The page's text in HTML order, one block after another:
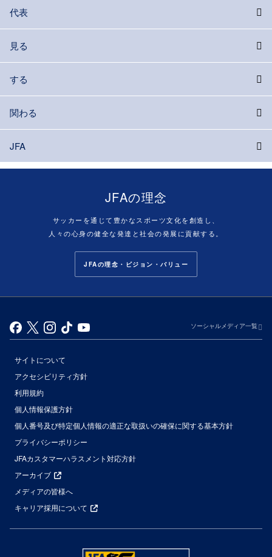
代表
見る
する
関わる
JFA
JFAの理念
サッカーを通じて豊かなスポーツ文化を創造し、
人々の心身の健全な発達と社会の発展に貢献する。
JFAの理念・ビジョン・バリュー
ソーシャルメディア一覧
サイトについて
アクセシビリティ方針
利用規約
個人情報保護方針
個人番号及び特定個人情報の適正な取扱いの確保に関する基本方針
プライバシーポリシー
JFAカスタマーハラスメント対応方針
アーカイブ
メディアの皆様へ
キャリア採用について